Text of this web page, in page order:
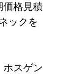
価格見積
ックを
ホスゲン